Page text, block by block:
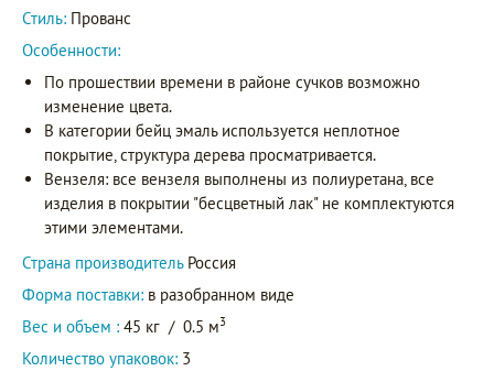
Стиль: Прованс
Особенности:
По прошествии времени в районе сучков возможно
изменение цвета.
В категории бейц эмаль используется неплотное
покрытие, структура дерева просматривается.
Вензеля: все вензеля выполнены из полиуретана, все
изделия в покрытии "бесцветный лак" не комплектуются
этими элементами.
Страна производитель Россия
Форма поставки: в разобранном виде
Вес и объем : 45 кг / 0.5 м3
Количество упаковок: 3